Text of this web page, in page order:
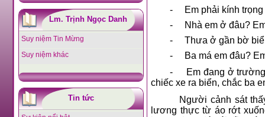
Lm. Trịnh Ngọc Danh
Suy niệm Tin Mừng
Suy niệm khác
Tin tức
-
Em phải kính
-
Nhà em ở đâu?
-
Thưa ở gần bờ
-
Ba má em đâu?
-
Em đang ở
chiếc xe ra biển, chắc ba
Người cảnh sát
lương thực từ áo rớt